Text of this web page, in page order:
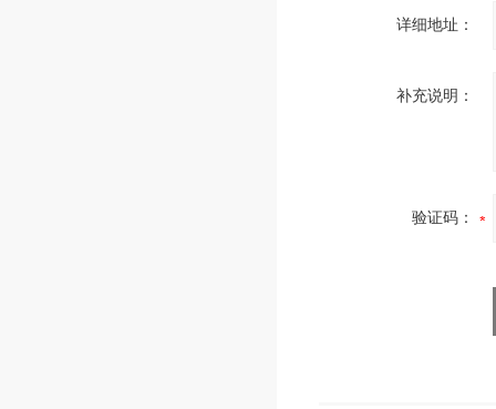
详细地址：
补充说明：
验证码：